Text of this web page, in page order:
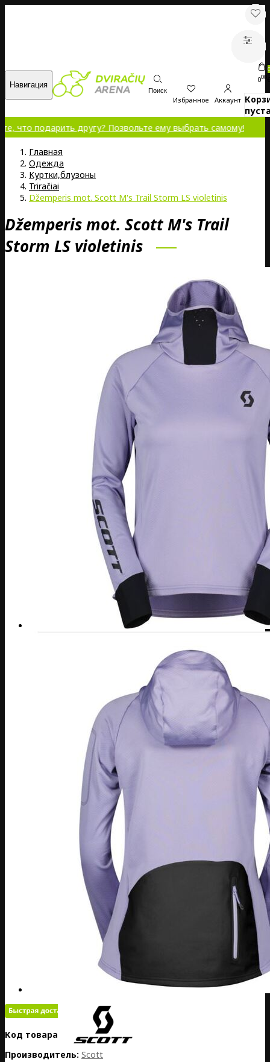
Навигация
Поиск
Избранное Аккаунт
0
000
другу? Позвольте ему выбрать самому!
Главная
Oдежда
Kуртки,блузоны
Triračiai
Džemperis mot. Scott M's Trail Storm LS violetinis
Džemperis mot. Scott M's Trail
Storm LS violetinis
Код товара:
EE02-292019-7634
Производитель: Scott